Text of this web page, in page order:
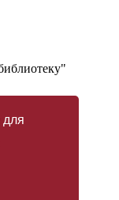
для
2026